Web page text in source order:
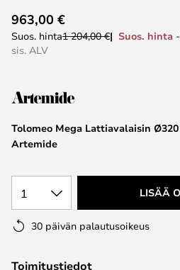
to
the
the
gallery
Tolomeo Mega Lattiavalaisin
Artemide
963,00 €
Suos. hinta1 204,00 €
Suos. hinta
sis. ALV
1 LISÄÄ
30 päivän palautusoikeus
Toimitustiedot